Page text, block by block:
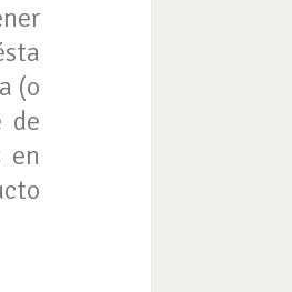
(o
de
en